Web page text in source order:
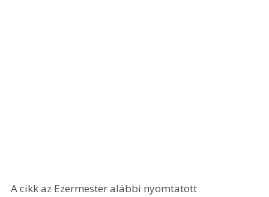
A cikk az Ezermester alábbi nyomtatott